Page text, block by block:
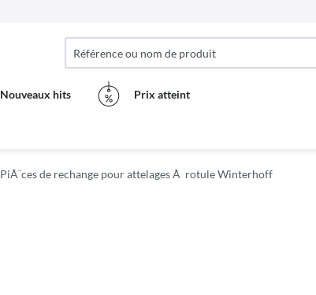
Nouveaux hits Prix ​​atteint
PiÃ¨ces de rechange pour attelages Ã rotule Winterhoff